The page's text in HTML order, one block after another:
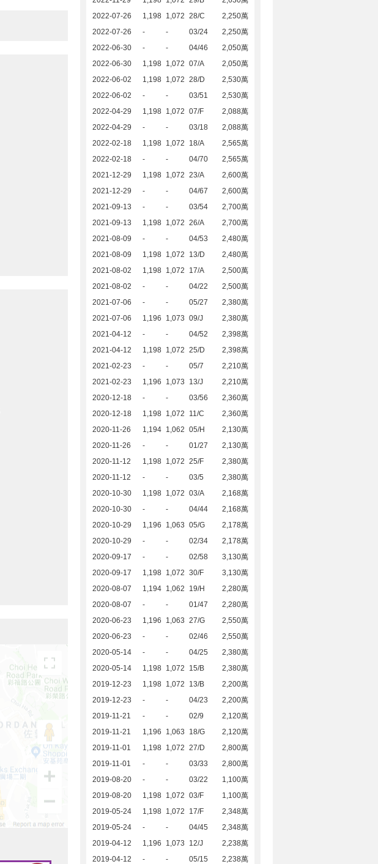
2022-07-26
1,198 1,072 28/C
2,250萬
2022-07-26
- - 03/24
2,250萬
2022-06-30
- - 04/46
2,050萬
2022-06-30
1,198 1,072 07/A
2,050萬
2022-06-02
1,198 1,072 28/D
2,530萬
2022-06-02
- - 03/51
2,530萬
2022-04-29
1,198 1,072 07/F
2,088萬
2022-04-29
- - 03/18
2,088萬
2022-02-18
1,198 1,072 18/A
2,565萬
2022-02-18
- - 04/70
2,565萬
2021-12-29
1,198 1,072 23/A
2,600萬
2021-12-29
- - 04/67
2,600萬
2021-09-13
- - 03/54
2,700萬
2021-09-13
1,198 1,072 26/A
2,700萬
2021-08-09
- - 04/53
2,480萬
2021-08-09
1,198 1,072 13/D
2,480萬
2021-08-02
1,198 1,072 17/A
2,500萬
2021-08-02
- - 04/22
2,500萬
2021-07-06
- - 05/27
2,380萬
2021-07-06
1,196 1,073 09/J
2,380萬
2021-04-12
- - 04/52
2,398萬
2021-04-12
1,198 1,072 25/D
2,398萬
2021-02-23
- - 05/7
2,210萬
2021-02-23
1,196 1,073 13/J
2,210萬
2020-12-18
- - 03/56
2,360萬
2020-12-18
1,198 1,072 11/C
2,360萬
2020-11-26
1,194 1,062 05/H
2,130萬
2020-11-26
- - 01/27
2,130萬
2020-11-12
1,198 1,072 25/F
2,380萬
2020-11-12
- - 03/5
2,380萬
2020-10-30
1,198 1,072 03/A
2,168萬
2020-10-30
- - 04/44
2,168萬
2020-10-29
1,196 1,063 05/G
2,178萬
2020-10-29
- - 02/34
2,178萬
2020-09-17
- - 02/58
3,130萬
2020-09-17
1,198 1,072 30/F
3,130萬
2020-08-07
1,194 1,062 19/H
2,280萬
2020-08-07
- - 01/47
2,280萬
2020-06-23
1,196 1,063 27/G
2,550萬
2020-06-23
- - 02/46
2,550萬
2020-05-14
- - 04/25
2,380萬
2020-05-14
1,198 1,072 15/B
2,380萬
2019-12-23
1,198 1,072 13/B
2,200萬
2019-12-23
- - 04/23
2,200萬
2019-11-21
- - 02/9
2,120萬
2019-11-21
1,196 1,063 18/G
2,120萬
2019-11-01
1,198 1,072 27/D
2,800萬
2019-11-01
- - 03/33
2,800萬
2019-08-20
- - 03/22
1,100萬
2019-08-20
1,198 1,072 03/F
1,100萬
2019-05-24
1,198 1,072 17/F
2,348萬
2019-05-24
- - 04/45
2,348萬
2019-04-12
1,196 1,073 12/J
2,238萬
2019-04-12
- - 05/15
2,238萬